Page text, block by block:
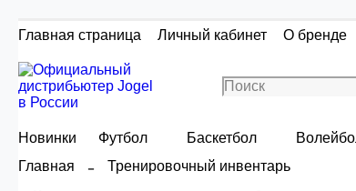
Главная страница Личный кабинет О бренде
Новинки Футбол Баскетбол
Главная
Тренировочный инвентарь